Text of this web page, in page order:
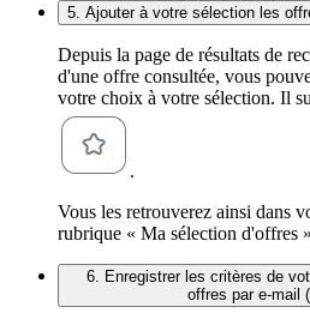
5. Ajouter à votre sélection les
Depuis la page de résultats de
d'une offre consultée, vous
votre choix à votre sélection. Il
.
Vous les retrouverez ainsi dans
rubrique « Ma sélection d'offres
6. Enregistrer les critères de
offres par e-mail